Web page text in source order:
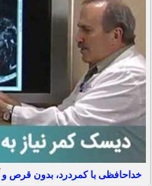
خداحافظی با کمردرد، بدون قرص و